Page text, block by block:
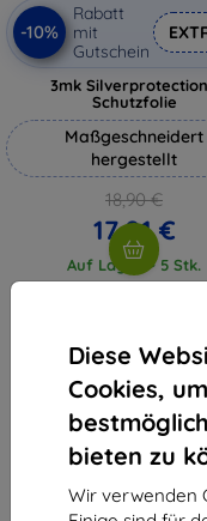
Diese
Cookies,
bieten zu
Wir verwenden
-10%
Rabatt
mit
Gutschein
3mk
Schutzfolie
Maßgeschneidert
hergestellt
18,90 €
17,01 €
Auf Lager > 5 Stk.
vom ganzen4.